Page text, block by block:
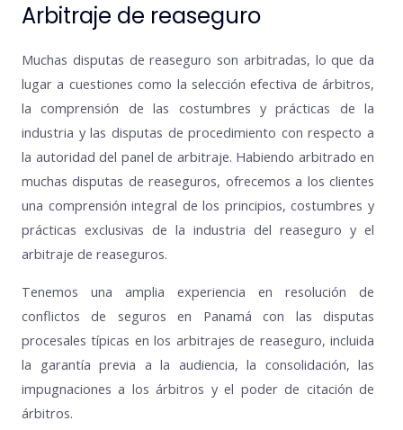
Arbitraje de reaseguro
Muchas disputas de reaseguro son arbitradas, lo que da
lugar a cuestiones como la selección efectiva de árbitros,
la comprensión de las costumbres y prácticas de la
industria y las disputas de procedimiento con respecto a
la autoridad del panel de arbitraje. Habiendo arbitrado en
muchas disputas de reaseguros, ofrecemos a los clientes
una comprensión integral de los principios, costumbres y
prácticas exclusivas de la industria del reaseguro y el
arbitraje de reaseguros.
Tenemos una amplia experiencia en resolución de
conflictos de seguros en Panamá con las disputas
procesales típicas en los arbitrajes de reaseguro, incluida
la garantía previa a la audiencia, la consolidación, las
impugnaciones a los árbitros y el poder de citación de
árbitros.